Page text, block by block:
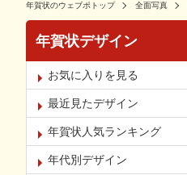
年賀状のウェブポトップ 全面写真
年賀状デザイン
お気に入りを見る
最近見たデザイン
年賀状人気ランキング
年代別デザイン